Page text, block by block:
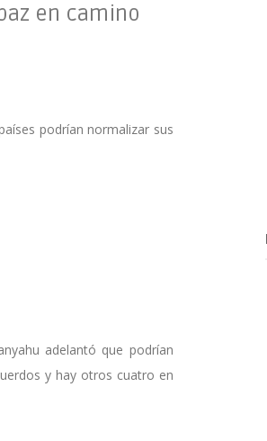
en camino
podrían normalizar sus
adelantó que podrían
y hay otros cuatro en